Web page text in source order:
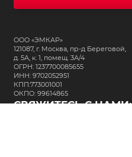
ООО «ЭМКАР»
121087, г. Москва, пр-д Береговой,
д. 5А, к. 1, помещ. 3А/4
ОГРН: 1237700085655
ИНН: 9702052951
КПП:773001001
ОКПО: 99614865
СВЯЖИТЕСЬ С НАМИ: